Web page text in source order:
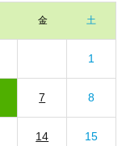
金 土
1
7 8
14 15